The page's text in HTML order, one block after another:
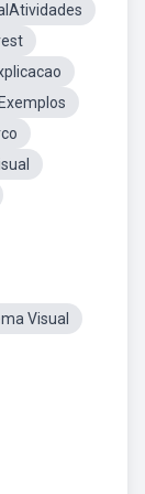
Visual